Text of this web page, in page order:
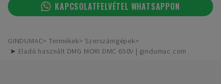
KAPCSOLATFELVÉTEL WHATSAPPON
GINDUMAC Termékek
Szerszámgépek
➤ Eladó használt DMG MORI DMC 650V | gindumac.com